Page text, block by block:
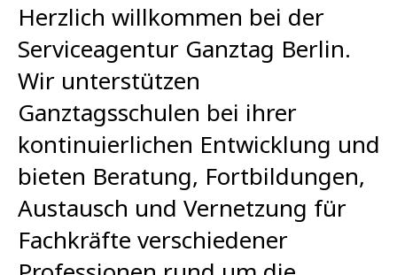
Herzlich willkommen bei der
Serviceagentur Ganztag Berlin.
Wir unterstützen
Ganztagsschulen bei ihrer
kontinuierlichen Entwicklung und
bieten Beratung, Fortbildungen,
Austausch und Vernetzung für
Fachkräfte verschiedener